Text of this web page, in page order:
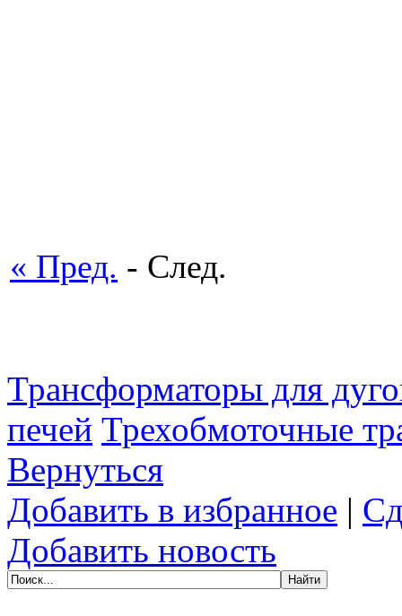
« Пред. - След.
Трансформаторы для
печей Трехобмоточные
Вернуться
Добавить в избранное |
Добавить новость